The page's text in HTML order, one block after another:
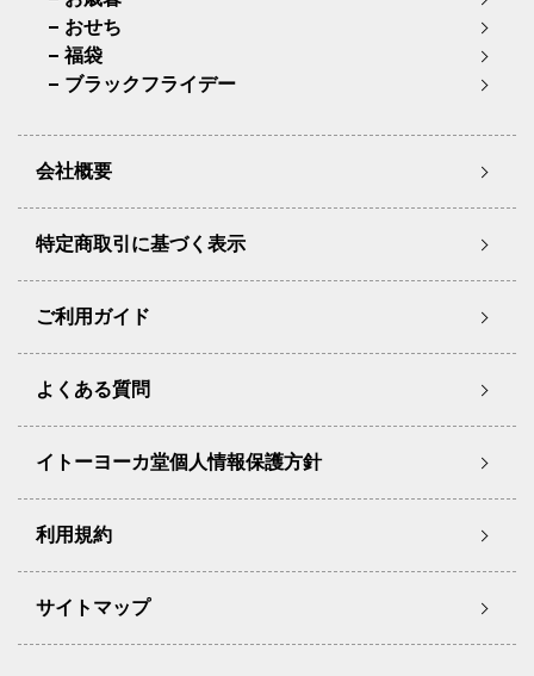
おせち
福袋
ブラックフライデー
会社概要
特定商取引に基づく表示
ご利用ガイド
よくある質問
イトーヨーカ堂個人情報保護方針
利用規約
サイトマップ